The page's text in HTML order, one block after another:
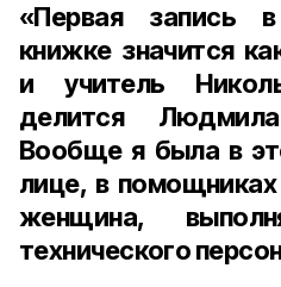
«Первая запись
книжке значится
и учитель
делится
Вообще я была в
лице, в
женщина,
технического